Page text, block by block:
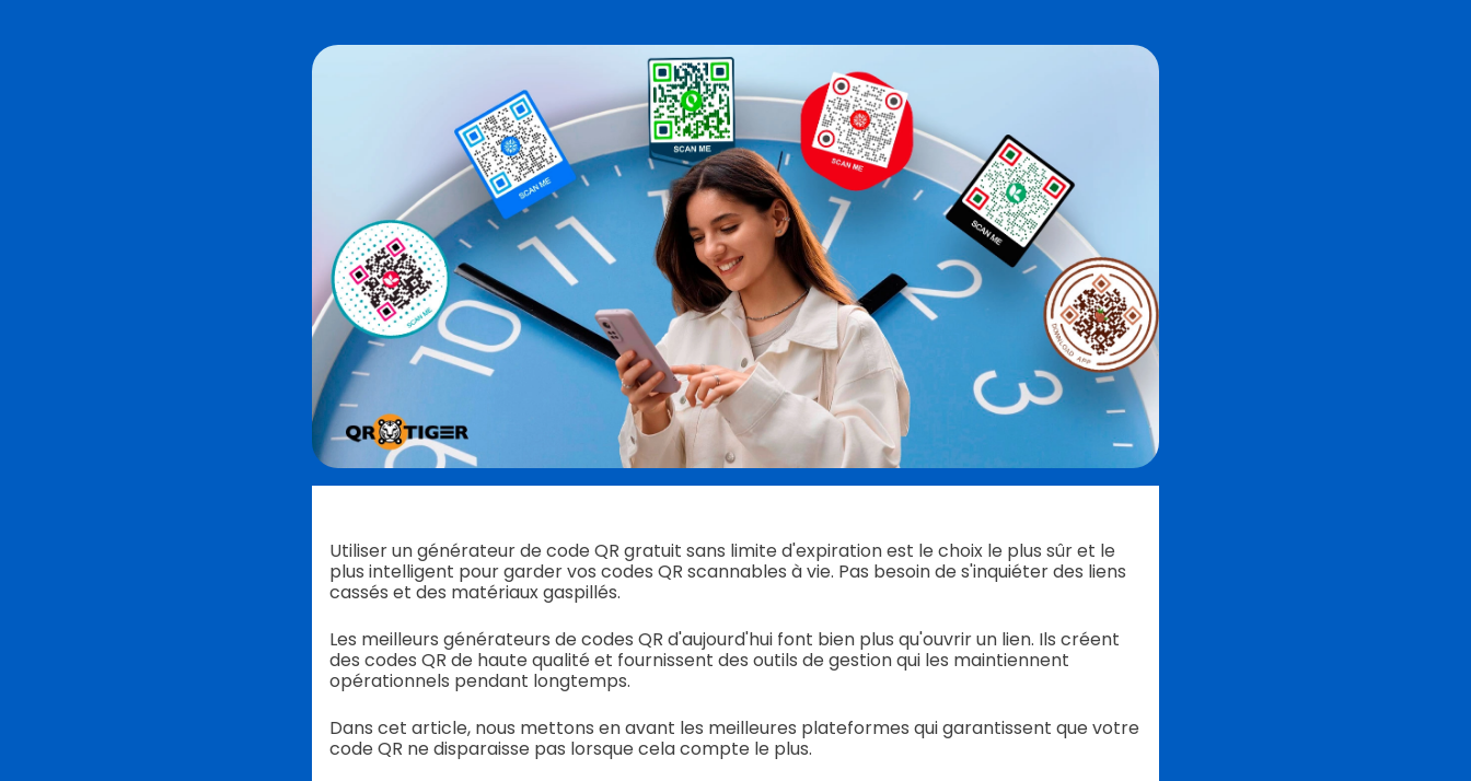
Utiliser un générateur de code QR gratuit sans limite d'expiration est le choix le plus sûr et le
plus intelligent pour garder vos codes QR scannables à vie. Pas besoin de s'inquiéter des liens
cassés et des matériaux gaspillés.
Les meilleurs générateurs de codes QR d'aujourd'hui font bien plus qu'ouvrir un lien. Ils créent
des codes QR de haute qualité et fournissent des outils de gestion qui les maintiennent
opérationnels pendant longtemps.
Dans cet article, nous mettons en avant les meilleures plateformes qui garantissent que votre
code QR ne disparaisse pas lorsque cela compte le plus.